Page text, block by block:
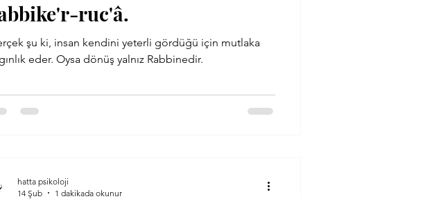
ruc'â.
şu ki, insan kendini yeterli gördüğü için mutlaka
azgınlık eder. Oysa dönüş yalnız Rabbinedir.
hatta psikoloji
14 Şub
1 dakikada okunur